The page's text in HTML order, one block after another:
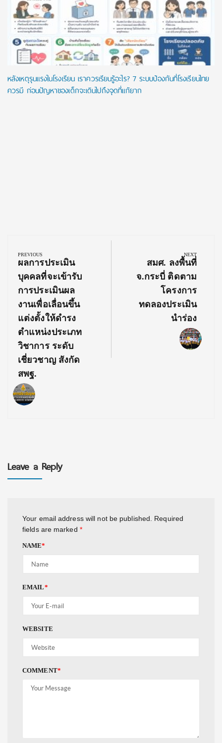
หลังเหตุรุนแรงในโรงเรียน เราควรเรียนรู้อะไร? 7 ระบบป้องกันที่โรงเรียนไทย
ควรมี ก่อนปัญหาของเด็กจะเดินไปถึงจุดที่แก้ยาก
navigation
PREVIOUS
Previous
Post:
ผลการประเมิน
บุคคลที่จะเข้ารับ
การประเมินผล
งานเพื่อเลื่อนขึ้น
แต่งตั้งให้ดำรง
ตำแหน่งประเภท
วิชาการ ระดับ
เชี่ยวชาญ สังกัด
สพฐ.
NEXT
Next
Post:
สมศ. ลงพื้นที่
จ.กระบี่ ติดตาม
โครงการ
ทดลองประเมิน
นำร่อง
Leave a Reply
Your email address will not be published. Required
fields are marked *
NAME*
EMAIL*
WEBSITE
COMMENT*